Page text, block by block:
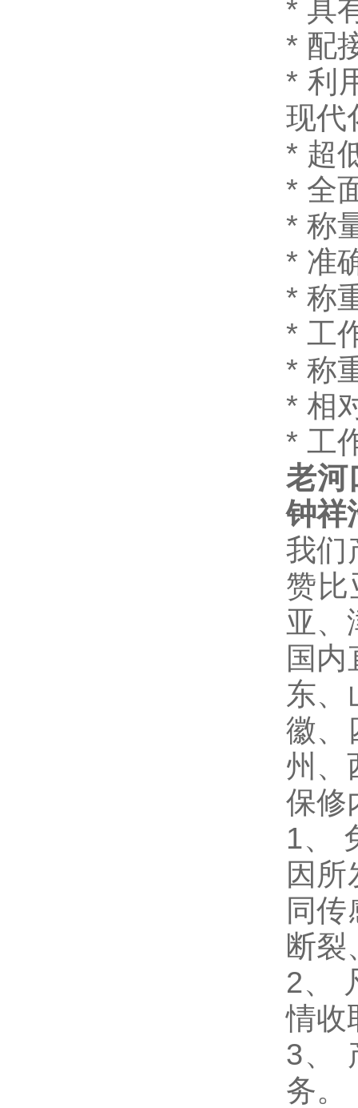
* 具
* 配
* 利
现
*
* 全
* 称
* 准
* 称
* 工
* 称
*
* 工
老河
钟祥
我们
赞
亚、
国
东、
徽、
州、
保修
1、
因
同
断裂
2、
情收
3、
务。